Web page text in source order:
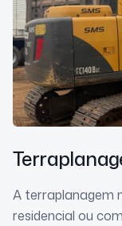
A terraplanagem
residencial ou